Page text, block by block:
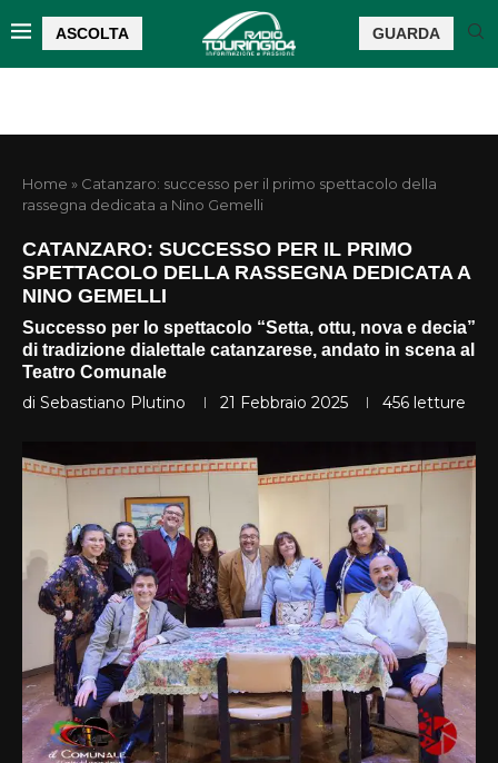
ASCOLTA GUARDA
Home » Catanzaro: successo per il primo spettacolo della
rassegna dedicata a Nino Gemelli
CATANZARO: SUCCESSO PER IL PRIMO
SPETTACOLO DELLA RASSEGNA DEDICATA A
NINO GEMELLI
Successo per lo spettacolo “Setta, ottu, nova e decia”
di tradizione dialettale catanzarese, andato in scena al
Teatro Comunale
di Sebastiano Plutino 21 Febbraio 2025 456 letture